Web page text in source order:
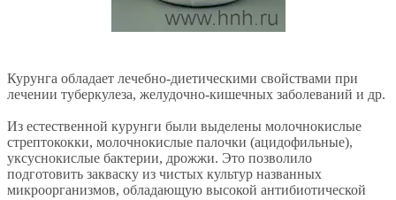
Курунга обладает лечебно-диетическими свойствами при
лечении туберкулеза, желудочно-кишечных заболеваний и др.
Из естественной курунги были выделены молочнокислые
стрептококки, молочнокислые палочки (ацидофильные),
уксуснокислые бактерии, дрожжи. Это позволило
подготовить закваску из чистых культур названных
микроорганизмов, обладающую высокой антибиотической